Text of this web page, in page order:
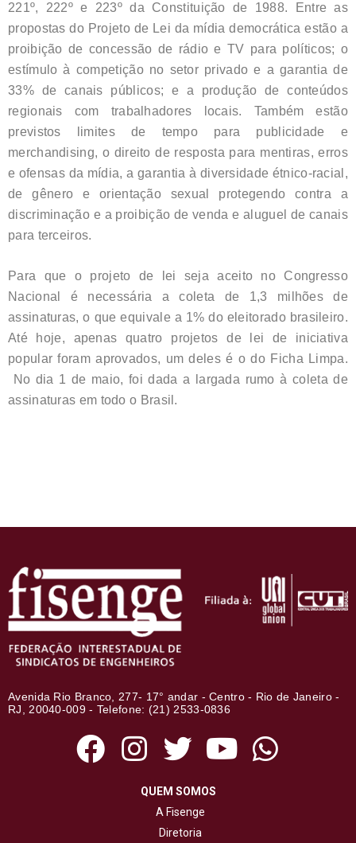
221º, 222º e 223º da Constituição de 1988. Entre as
propostas do Projeto de Lei da mídia democrática estão a
proibição de concessão de rádio e TV para políticos; o
estímulo à competição no setor privado e a garantia de
33% de canais públicos; e a produção de conteúdos
regionais com trabalhadores locais. Também estão
previstos limites de tempo para publicidade e
merchandising, o direito de resposta para mentiras, erros
e ofensas da mídia, a garantia à diversidade étnico-racial,
de gênero e orientação sexual protegendo contra a
discriminação e a proibição de venda e aluguel de canais
para terceiros.
Para que o projeto de lei seja aceito no Congresso
Nacional é necessária a coleta de 1,3 milhões de
assinaturas, o que equivale a 1% do eleitorado brasileiro.
Até hoje, apenas quatro projetos de lei de iniciativa
popular foram aprovados, um deles é o do Ficha Limpa.
No dia 1 de maio, foi dada a largada rumo à coleta de
assinaturas em todo o Brasil.
Avenida Rio Branco, 277- 17° andar - Centro - Rio de Janeiro -
RJ, 20040-009 - Telefone: (21) 2533-0836
QUEM SOMOS
A Fisenge
Diretoria